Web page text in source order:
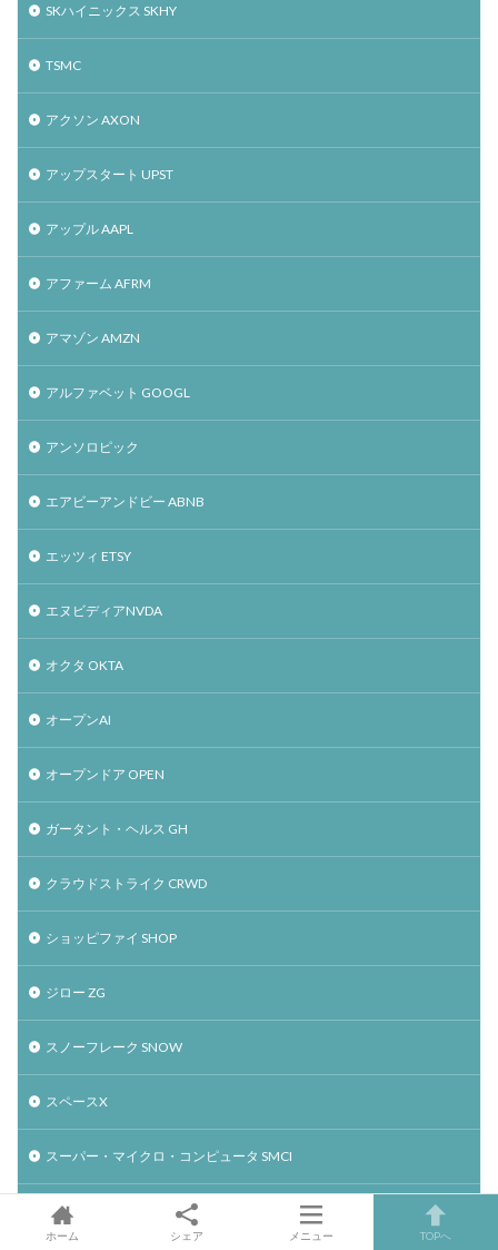
SKハイニックス SKHY
TSMC
アクソン AXON
アップスタート UPST
アップル AAPL
アファーム AFRM
アマゾン AMZN
アルファベット GOOGL
アンソロピック
エアビーアンドビー ABNB
エッツィ ETSY
エヌビディアNVDA
オクタ OKTA
オープンAI
オープンドア OPEN
ガータント・ヘルス GH
クラウドストライク CRWD
ショッピファイ SHOP
ジロー ZG
スノーフレーク SNOW
スペースX
スーパー・マイクロ・コンピュータ SMCI
ソーファイ SOFI
ホーム シェア メニュー TOPへ